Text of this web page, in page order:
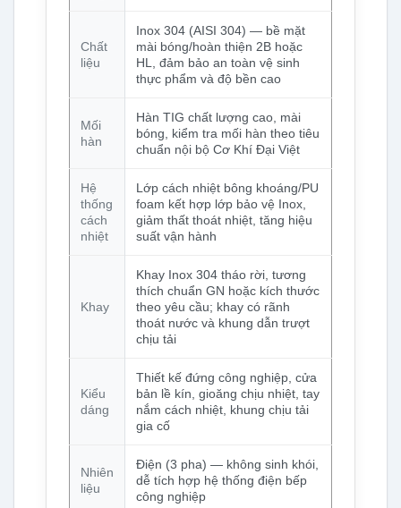
Chất
liệu
Inox 304 (AISI 304) — bề mặt
mài bóng/hoàn thiện 2B hoặc
HL, đảm bảo an toàn vệ sinh
thực phẩm và độ bền cao
Mối
hàn
Hàn TIG chất lượng cao, mài
bóng, kiểm tra mối hàn theo tiêu
chuẩn nội bộ Cơ Khí Đại Việt
Hệ
thống
cách
nhiệt
Lớp cách nhiệt bông khoáng/PU
foam kết hợp lớp bảo vệ Inox,
giảm thất thoát nhiệt, tăng hiệu
suất vận hành
Khay
Khay Inox 304 tháo rời, tương
thích chuẩn GN hoặc kích thước
theo yêu cầu; khay có rãnh
thoát nước và khung dẫn trượt
chịu tải
Kiểu
dáng
Thiết kế đứng công nghiệp, cửa
bản lề kín, gioăng chịu nhiệt, tay
nắm cách nhiệt, khung chịu tải
gia cố
Nhiên
liệu
Điện (3 pha) — không sinh khói,
dễ tích hợp hệ thống điện bếp
công nghiệp